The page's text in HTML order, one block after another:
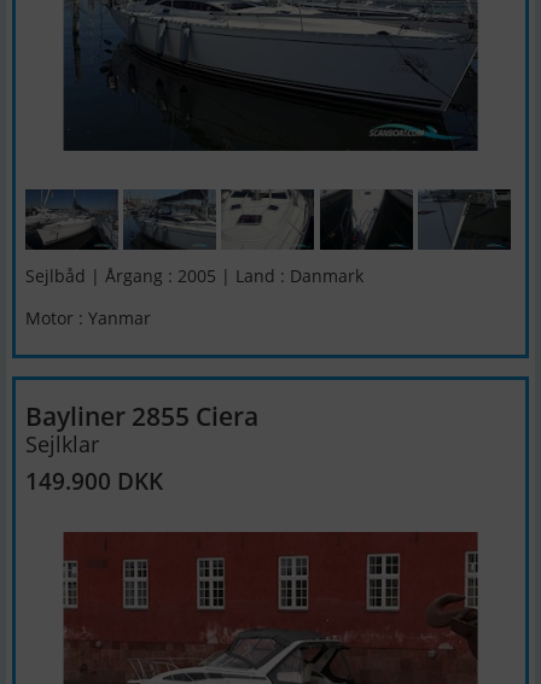
Sejlbåd | Årgang : 2005 | Land : Danmark
Motor : Yanmar
Bayliner 2855 Ciera
Sejlklar
149.900 DKK